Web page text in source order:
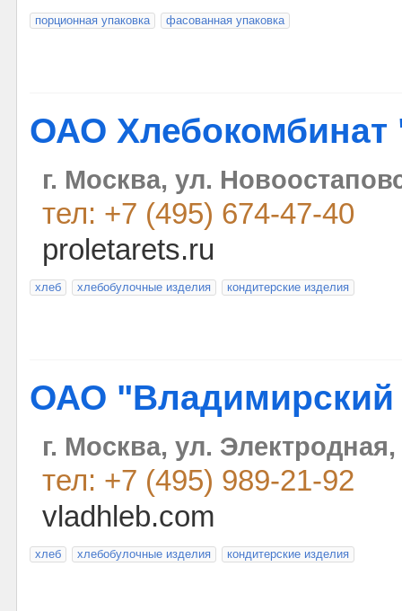
порционная упаковка фасованная упаковка
ОАО Хлебокомбинат
г. Москва, ул.
тел: +7 (495) 674-47-40
proletarets.ru
хлеб хлебобулочные изделия кондитерские изделия
ОАО "Владимирский
г. Москва, ул. Электродная,
тел: +7 (495) 989-21-92
vladhleb.com
хлеб хлебобулочные изделия кондитерские изделия